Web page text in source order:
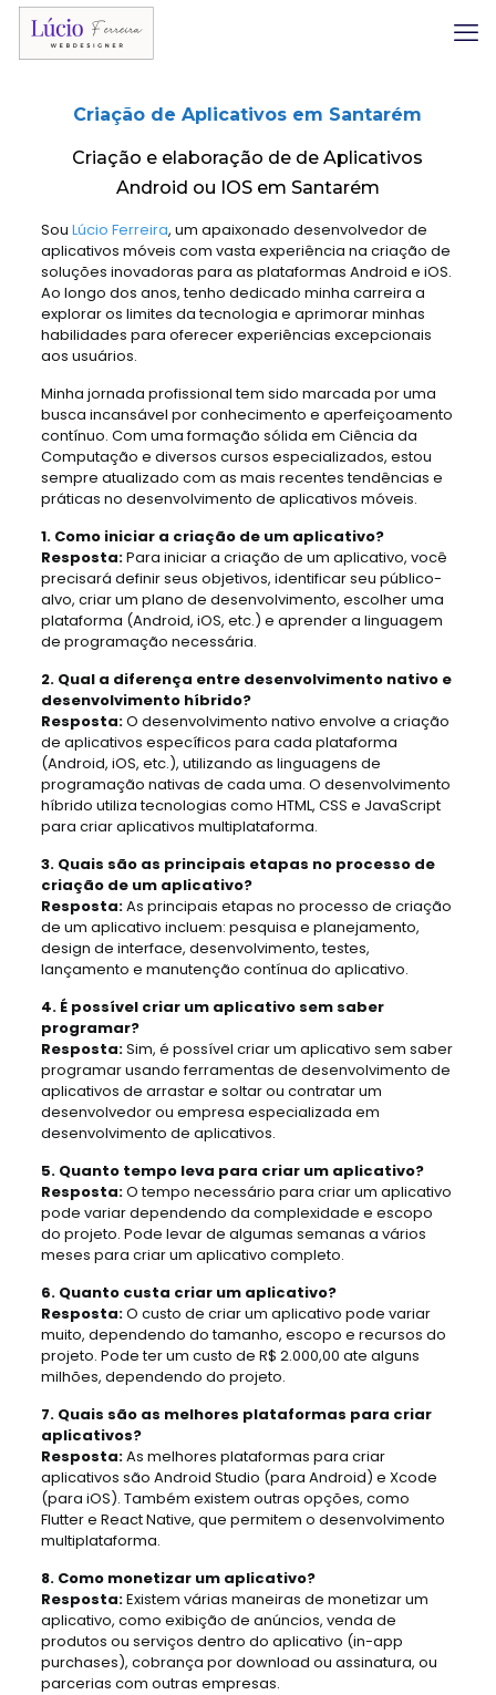
Criação de Aplicativos em Santarém
Criação e elaboração de de Aplicativos
Android ou IOS em Santarém
Sou Lúcio Ferreira, um apaixonado desenvolvedor de
aplicativos móveis com vasta experiência na criação de
soluções inovadoras para as plataformas Android e iOS.
Ao longo dos anos, tenho dedicado minha carreira a
explorar os limites da tecnologia e aprimorar minhas
habilidades para oferecer experiências excepcionais
aos usuários.
Minha jornada profissional tem sido marcada por uma
busca incansável por conhecimento e aperfeiçoamento
contínuo. Com uma formação sólida em Ciência da
Computação e diversos cursos especializados, estou
sempre atualizado com as mais recentes tendências e
práticas no desenvolvimento de aplicativos móveis.
1. Como iniciar a criação de um aplicativo?
Resposta:Para iniciar a criação de um aplicativo, você
precisará definir seus objetivos, identificar seu público-
alvo, criar um plano de desenvolvimento, escolher uma
plataforma (Android, iOS, etc.) e aprender a linguagem
de programação necessária.
2. Qual a diferença entre desenvolvimento nativo e
desenvolvimento híbrido?
Resposta:O desenvolvimento nativo envolve a criação
de aplicativos específicos para cada plataforma
(Android, iOS, etc.), utilizando as linguagens de
programação nativas de cada uma. O desenvolvimento
híbrido utiliza tecnologias como HTML, CSS e JavaScript
para criar aplicativos multiplataforma.
3. Quais são as principais etapas no processo de
criação de um aplicativo?
Resposta:As principais etapas no processo de criação
de um aplicativo incluem: pesquisa e planejamento,
design de interface, desenvolvimento, testes,
lançamento e manutenção contínua do aplicativo.
4. É possível criar um aplicativo sem saber
programar?
Resposta:Sim, é possível criar um aplicativo sem saber
programar usando ferramentas de desenvolvimento de
aplicativos de arrastar e soltar ou contratar um
desenvolvedor ou empresa especializada em
desenvolvimento de aplicativos.
5. Quanto tempo leva para criar um aplicativo?
Resposta:O tempo necessário para criar um aplicativo
pode variar dependendo da complexidade e escopo
do projeto. Pode levar de algumas semanas a vários
meses para criar um aplicativo completo.
6. Quanto custa criar um aplicativo?
Resposta:O custo de criar um aplicativo pode variar
muito, dependendo do tamanho, escopo e recursos do
projeto. Pode ter um custo de R$ 2.000,00 ate alguns
milhões, dependendo do projeto.
7. Quais são as melhores plataformas para criar
aplicativos?
Resposta:As melhores plataformas para criar
aplicativos são Android Studio (para Android) e Xcode
(para iOS). Também existem outras opções, como
Flutter e React Native, que permitem o desenvolvimento
multiplataforma.
8. Como monetizar um aplicativo?
Resposta:Existem várias maneiras de monetizar um
aplicativo, como exibição de anúncios, venda de
produtos ou serviços dentro do aplicativo (in-app
purchases), cobrança por download ou assinatura, ou
parcerias com outras empresas.